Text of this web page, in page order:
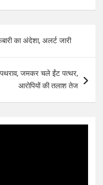
का अंदेशा, अलर्ट जारी
पथराव, जमकर चले ईंट पत्थर,
आरोपियों की तलाश तेज